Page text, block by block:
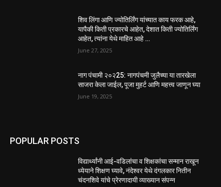
शिव लिंगा आणि ज्योतिर्लिंग यांच्यात काय फरक आहे,
यापैकी किती प्रकारचे आहेत, देशात किती ज्योतिर्लिंग
आहेत, त्यांना येथे माहित आहे …
June 27, 2025
नाग पंचामी २०२25: नागपंचमी जुलैच्या या तारखेला
साजरा केला जाईल, पूजा मुहर्ट आणि महत्त्व जाणून घ्या
June 19, 2025
POPULAR POSTS
विद्यार्थ्यांनी आई-वडिलांचा व शिक्षकांचा सन्मान राखून
ध्येयाने शिक्षण घ्यावे, नंदेश्वर येथे दंगलकार नितीन
चंदनशिवे यांचे प्रेरणादायी व्याख्यान संपन्न